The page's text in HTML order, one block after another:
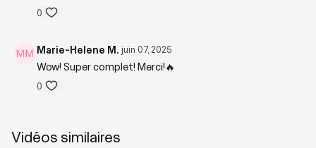
0
Marie-Helene M. juin 07, 2025
Wow! Super complet! Merci!🔥
0
Vidéos similaires